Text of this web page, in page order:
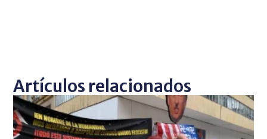
Artículos relacionados